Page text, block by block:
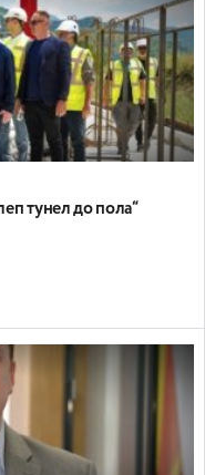
тунел до пола“